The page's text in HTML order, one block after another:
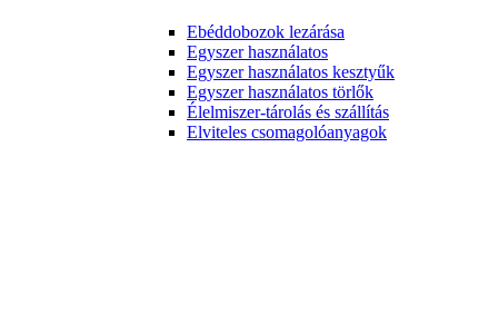
Ebéddobozok lezárása
Egyszer használatos
Egyszer használatos kesztyűk
Egyszer használatos törlők
Élelmiszer-tárolás és szállítás
Elviteles csomagolóanyagok